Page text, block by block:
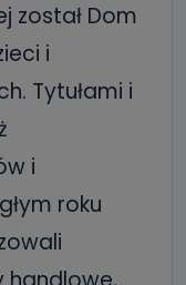
został Dom
i
Tytułami i
i
roku